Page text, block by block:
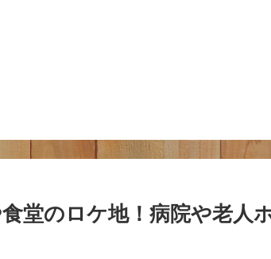
堂のロケ地！病院や老人